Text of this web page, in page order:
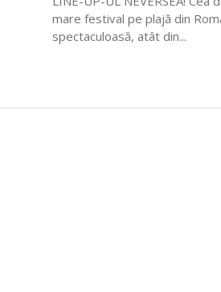
mare festival pe plajă din
spectaculoasă, atât din...